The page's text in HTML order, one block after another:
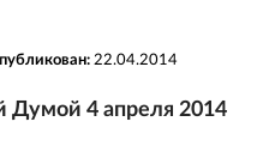
22.04.2014
Думой 4 апреля 2014